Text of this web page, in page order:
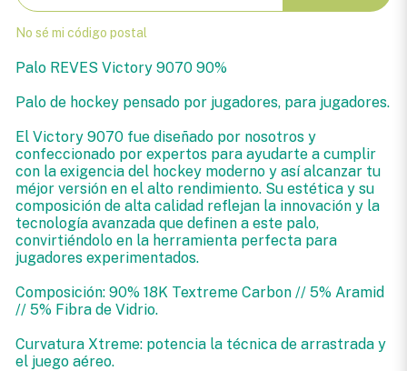
No sé mi código postal
Palo REVES Victory 9070 90%
Palo de hockey pensado por jugadores, para jugadores.
El Victory 9070 fue diseñado por nosotros y
confeccionado por expertos para ayudarte a cumplir
con la exigencia del hockey moderno y así alcanzar tu
méjor versión en el alto rendimiento. Su estética y su
composición de alta calidad reflejan la innovación y la
tecnología avanzada que definen a este palo,
convirtiéndolo en la herramienta perfecta para
jugadores experimentados.
Composición: 90% 18K Textreme Carbon // 5% Aramid
// 5% Fibra de Vidrio.
Curvatura Xtreme: potencia la técnica de arrastrada y
el juego aéreo.